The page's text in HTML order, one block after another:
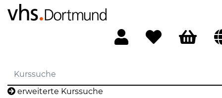
erweiterte Kurssuche